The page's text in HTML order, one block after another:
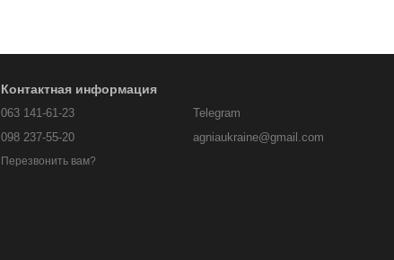
Контактная информация
063 141-61-23
098 237-55-20
Перезвонить вам?
Telegram
agniaukraine@gmail.com